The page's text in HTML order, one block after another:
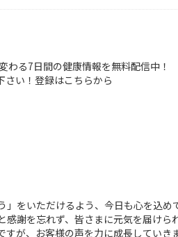
わる7日間の健康情報を無料配信中！
さい！登録はこちらから
」をいただけるよう、今日も心を込め
謝を忘れず、皆さまに元気を届けら
が、お客様の声を力に成長していき